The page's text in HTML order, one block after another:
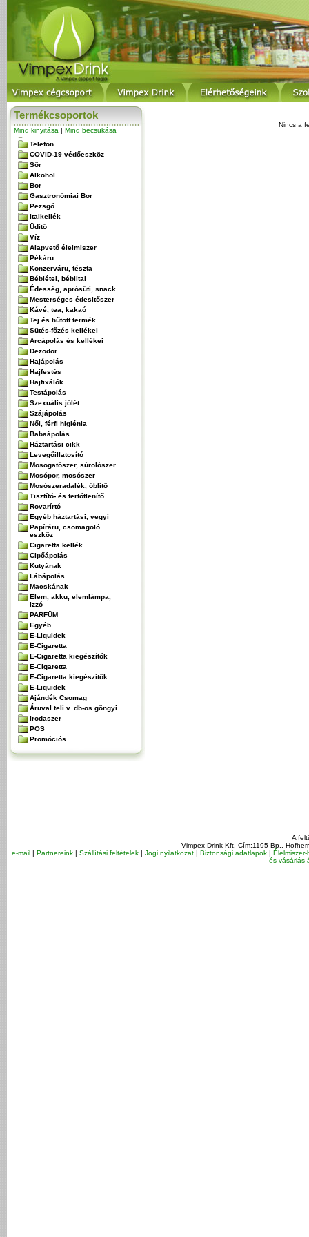
Termékcsoportok
Mind kinyitása | Mind becsukása
Telefon
COVID-19 védőeszköz
Sör
Alkohol
Bor
Gasztronómiai Bor
Pezsgő
Italkellék
Üdítő
Víz
Alapvető élelmiszer
Pékáru
Konzerváru, tészta
Bébiétel, bébiital
Édesség, aprósüti, snack
Mesterséges édesitőszer
Kávé, tea, kakaó
Tej és hűtött termék
Sütés-főzés kellékei
Arcápolás és kellékei
Dezodor
Hajápolás
Hajfestés
Hajfixálók
Testápolás
Szexuális jólét
Szájápolás
Női, férfi higiénia
Babaápolás
Háztartási cikk
Levegőillatosító
Mosogatószer, súrolószer
Mosópor, mosószer
Mosószeradalék, öblítő
Tisztító- és fertőtlenítő
Rovarírtó
Egyéb háztartási, vegyi
Papíráru, csomagoló
eszköz
Cigaretta kellék
Cipőápolás
Kutyának
Lábápolás
Macskának
Elem, akku, elemlámpa,
izzó
PARFÜM
Egyéb
E-Liquidek
E-Cigaretta
E-Cigaretta kiegészítők
E-Cigaretta
E-Cigaretta kiegészítők
E-Liquidek
Ajándék Csomag
Áruval teli v. db-os göngyi
Irodaszer
POS
Promóciós
Nincs a
A
Vimpex Drink Kft. Cím:1195 Bp.,
e-mail| Partnereink| Szállítási feltételek| Jogi nyilatkozat| Biztonsági adatlapok|
és vásárlás